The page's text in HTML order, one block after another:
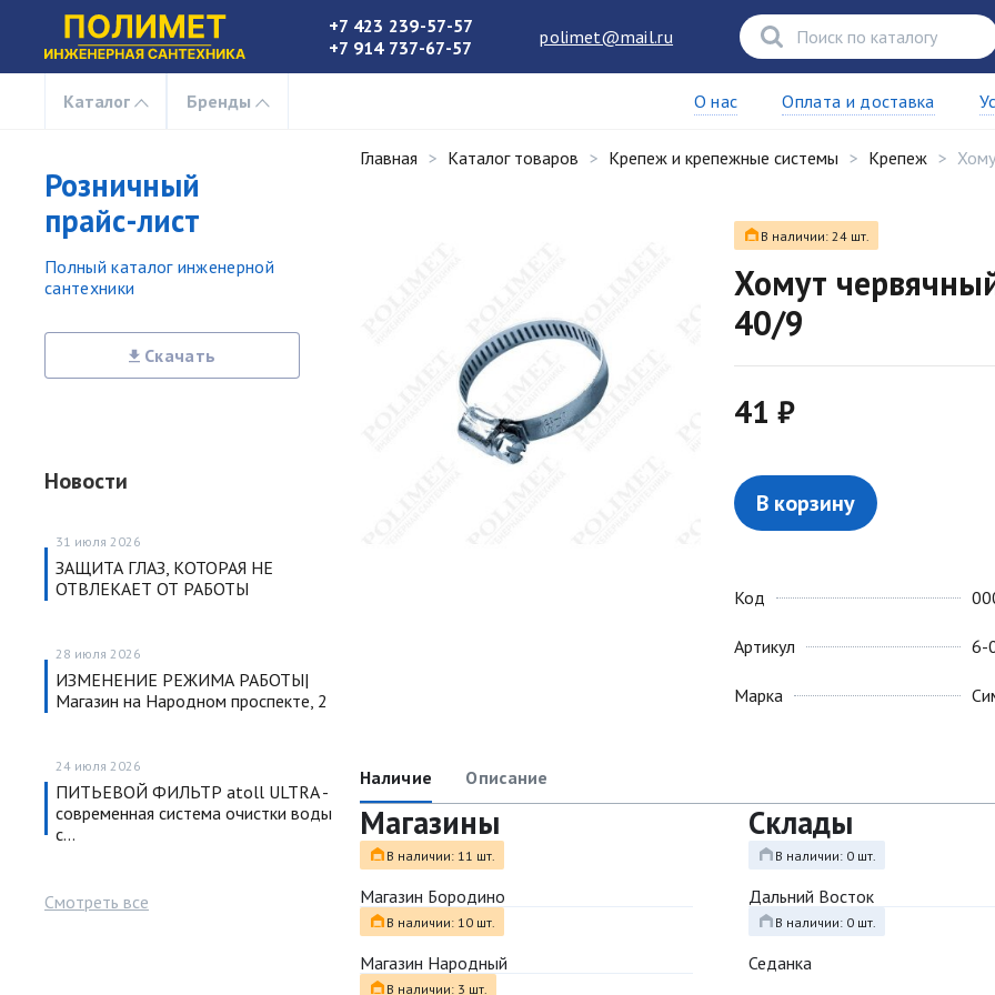
+7 423 239-57-57
+7 914 737-67-57
polimet@mail.ru
Каталог Бренды О нас Оплата и доставка
Розничный
прайс-лист
Полный каталог инженерной
сантехники
Скачать
Новости
31 июля 2026
ЗАЩИТА ГЛАЗ, КОТОРАЯ НЕ
ОТВЛЕКАЕТ ОТ РАБОТЫ
28 июля 2026
ИЗМЕНЕНИЕ РЕЖИМА РАБОТЫ|
Магазин на Народном проспекте, 2
24 июля 2026
ПИТЬЕВОЙ ФИЛЬТР atoll ULTRA -
современная система очистки воды
с…
Смотреть все
Главная Каталог товаров Крепеж и крепежные системы Крепеж
В наличии: 24 шт.
Хомут
40/9
41 ₽
В корзину
Код
Артикул
Марка
6-
Наличие Описание
Магазины
В наличии: 11 шт.
Магазин Бородино
В наличии: 10 шт.
Магазин Народный
В наличии: 3 шт.
Склады
В наличии: 0 шт.
Дальний Восток
В наличии: 0 шт.
Седанка